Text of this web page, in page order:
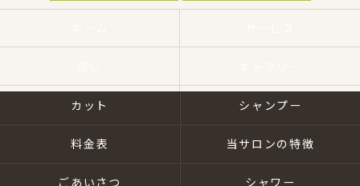
カット シャンプー
料金表 当サロンの特徴
ごあいさつ シャワー